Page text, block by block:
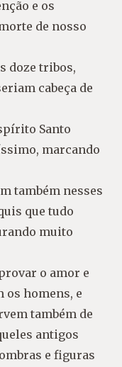
e os
de nosso
doze tribos,
cabeça de
Santo
marcando
também nesses
que tudo
muito
o amor e
os homens, e
também de
antigos
e figuras